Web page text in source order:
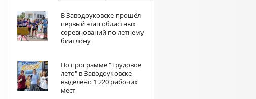
В Заводоуковске прошёл
первый этап областных
соревнований по летнему
биатлону
По программе "Трудовое
лето" в Заводоуковске
выделено 1 220 рабочих
мест